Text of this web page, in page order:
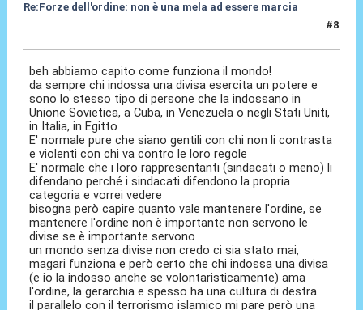
Re:Forze dell'ordine: non è una mela ad essere marcia
#8
beh abbiamo capito come funziona il mondo!
da sempre chi indossa una divisa esercita un potere e
sono lo stesso tipo di persone che la indossano in
Unione Sovietica, a Cuba, in Venezuela o negli Stati Uniti,
in Italia, in Egitto
E' normale pure che siano gentili con chi non li contrasta
e violenti con chi va contro le loro regole
E' normale che i loro rappresentanti (sindacati o meno) li
difendano perché i sindacati difendono la propria
categoria e vorrei vedere
bisogna però capire quanto vale mantenere l'ordine, se
mantenere l'ordine non è importante non servono le
divise se è importante servono
un mondo senza divise non credo ci sia stato mai,
magari funziona e però certo che chi indossa una divisa
(e io la indosso anche se volontaristicamente) ama
l'ordine, la gerarchia e spesso ha una cultura di destra
il parallelo con il terrorismo islamico mi pare però una